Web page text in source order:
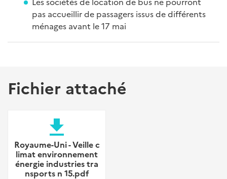
pas accueillir de passagers issus de différents
ménages avant le 17 mai
Fichier attaché
file_download
Royaume-Uni - Veille c
limat environnement
énergie industries tra
nsports n 15.pdf